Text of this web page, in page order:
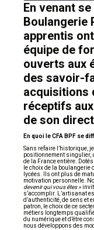
En venant
Boulangerie
apprentis
équipe de
ouverts aux
des savoir-
acquisitions
réceptifs
de son
En quoi le CFA BPF se
Sans refaire l’historique,
positionnement singulier,
de la France entière.
le choix de la boulangerie
lycées. Ils ont plus de
motivation personnelle.
devenir qui vous êtes »
s’accomplir. L’artisanat
d’authenticité, de sens et
patron, le choix de ce
métiers longtemps
du numérique et d’être
nous développons des